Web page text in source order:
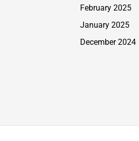
February 2025
January 2025
December 2024